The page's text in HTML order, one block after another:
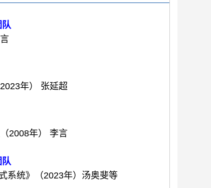
队
年） 张延超
（2008年） 李言
队
系统》（2023年）汤奥斐等